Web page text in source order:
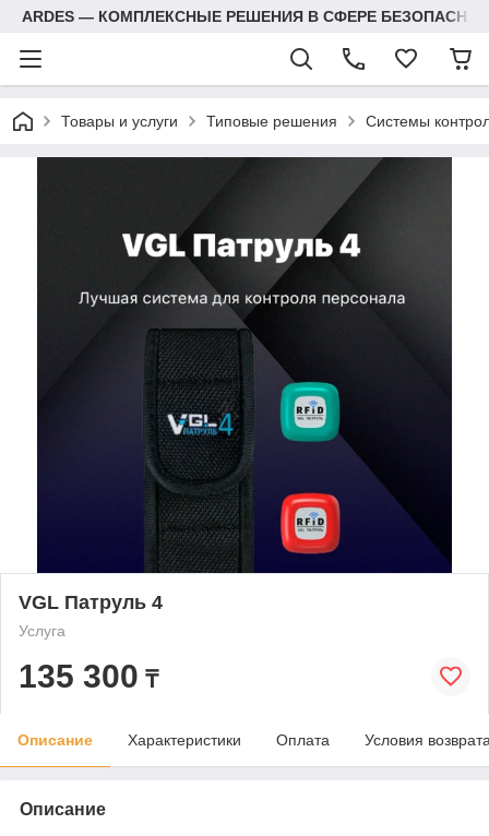
ARDES — КОМПЛЕКСНЫЕ РЕШЕНИЯ В СФЕРЕ
Товары и услуги Типовые решения Системы
VGL Патруль 4
Услуга
135 300 ₸
Описание Характеристики Оплата Условия
Описание